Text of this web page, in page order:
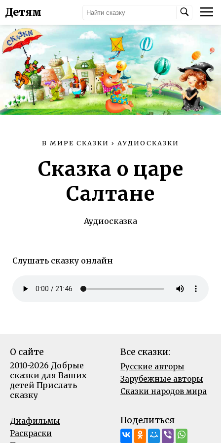
Детям
В МИРЕ СКАЗКИ › АУДИОСКАЗКИ
Сказка о царе
Салтане
Аудиосказка
Слушать сказку онлайн
О сайте
2010-2026 Добрые
сказки для Ваших
детей Прислать
сказку
Все сказки:
Русские авторы
Зарубежные авторы
Сказки народов мира
Диафильмы
Раскраски
Поделиться